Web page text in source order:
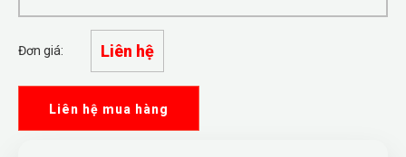
Đơn giá: Liên hệ
Liên hệ mua hàng